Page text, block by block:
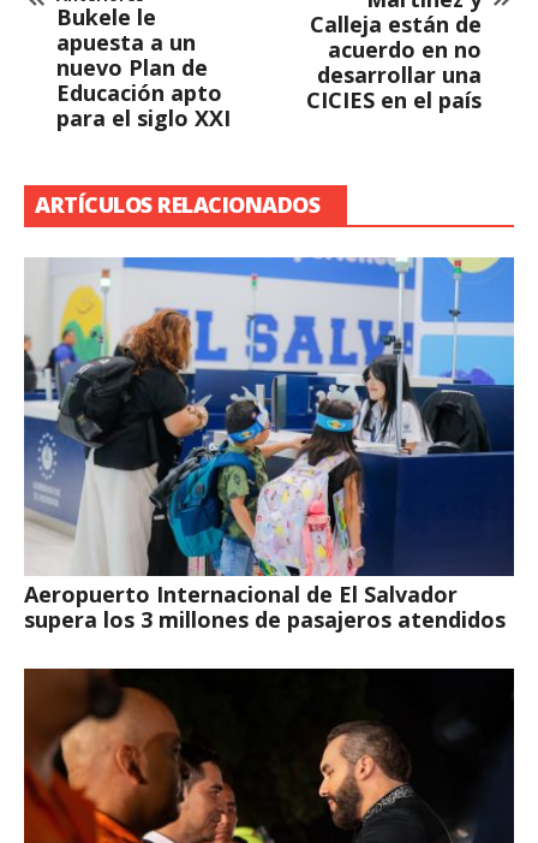
Bukele le
apuesta a un
nuevo Plan de
Educación apto
para el siglo XXI
Calleja están de
acuerdo en no
desarrollar una
CICIES en el país
ARTÍCULOS RELACIONADOS
Aeropuerto Internacional de El Salvador
supera los 3 millones de pasajeros atendidos